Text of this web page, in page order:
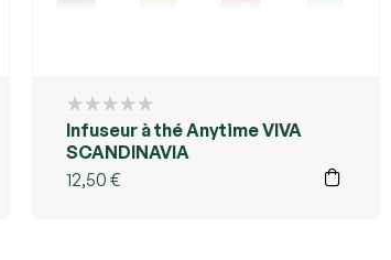
Infuseur à thé Anytime VIVA
SCANDINAVIA
12,50 €